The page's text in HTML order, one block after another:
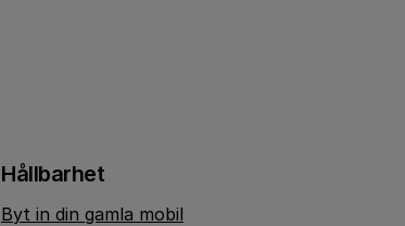
Hållbarhet
Byt in din gamla mobil